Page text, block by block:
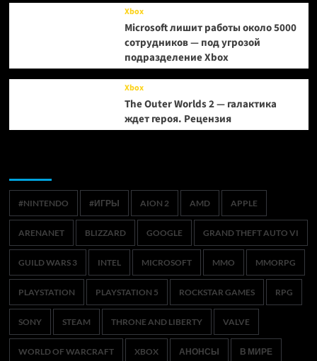
Xbox
Microsoft лишит работы около 5000
сотрудников — под угрозой
подразделение Xbox
Xbox
The Outer Worlds 2 — галактика
ждет героя. Рецензия
#NINTENDO #ИГРЫ AION 2 AMD APPLE
ARENANET BLIZZARD GOOGLE GRAND THEFT AUTO VI
GUILD WARS 3 INTEL MICROSOFT MMO MMORPG
PLAYSTATION PLAYSTATION 5 ROCKSTAR GAMES RPG
SONY STEAM THRONE AND LIBERTY VALVE
WORLD OF WARCRAFT XBOX АНОНСЫ В МИРЕ